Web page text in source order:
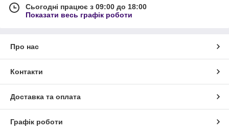
Сьогодні працює з 09:00 до 18:00
Показати весь графік роботи
Про нас
Контакти
Доставка та оплата
Графік роботи